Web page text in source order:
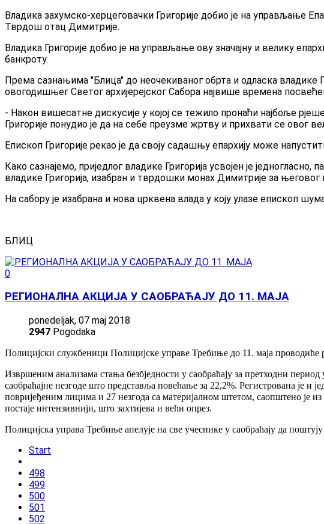
Владика захумско-херцеговачки Григорије добио је на управљање
Тврдош отац Димитрије.
Владика Григорије добио је на управљање ову значајну и велику
банкроту.
Према сазнањима "Блица" до неочекиваног обрта и одласка владике
овогодишњег Светог архијерејског Сабора највише времена
- Након вишесатне дискусије у којој се тежило пронаћи најбоље
Григорије понудио је да на себе преузме жртву и прихвати се овог
Епископ Григорије рекао је да своју садашњу епархију може
Како сазнајемо, приједлог владике Григорија усвојен је
владике Григорија, изабран и тврдошки монах Димитрије за његовог
На сабору је изабрана и нова црквена влада у коју улазе епископ
БЛИЦ
0
РЕГИОНАЛНА АКЦИЈА У САОБРАЋАЈУ ДО 11. МАЈА
ponedeljak, 07 maj 2018
2947 Pogodaka
Полицијски службеници Полицијске управе Требиње до 11. маја проводиће
Извршеним анализама стања безбједности у саобраћају за претходни
саобраћајне незгоде што представља повећање за 22,2%. Регистрована је и
повријеђеним лицима и 27 незгода са материјалном штетом, саопштено је
постаје интензивнији, што захтијева и већи опрез.
Полицијска управа Требиње апелује на све учеснике у саобраћају да
Start
498
499
500
501
502